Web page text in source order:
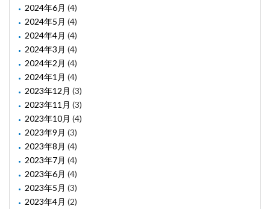
2024年6月 (4)
2024年5月 (4)
2024年4月 (4)
2024年3月 (4)
2024年2月 (4)
2024年1月 (4)
2023年12月 (3)
2023年11月 (3)
2023年10月 (4)
2023年9月 (3)
2023年8月 (4)
2023年7月 (4)
2023年6月 (4)
2023年5月 (3)
2023年4月 (2)